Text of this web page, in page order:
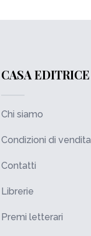
CASA EDITRICE
Chi siamo
Condizioni di vendita
Contatti
Librerie
Premi letterari